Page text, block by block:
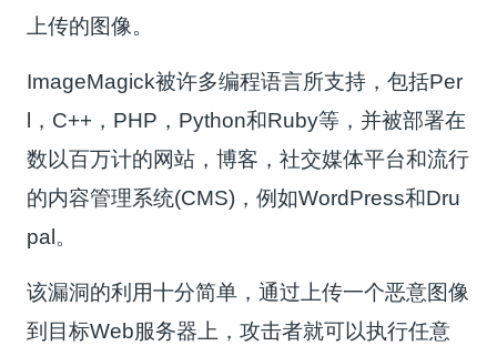
上传的图像。
ImageMagick被许多编程语言所支持，包括Per
l，C++，PHP，Python和Ruby等，并被部署在
数以百万计的网站，博客，社交媒体平台和流行
的内容管理系统(CMS)，例如WordPress和Dru
pal。
该漏洞的利用十分简单，通过上传一个恶意图像
到目标Web服务器上，攻击者就可以执行任意